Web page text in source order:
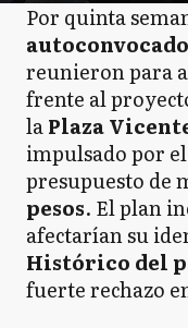
Por quinta
reunieron para
frente al
laPlaza
impulsado por
presupuesto de
pesos. El plan
afectarían su
Histórico del
fuerte rechazo